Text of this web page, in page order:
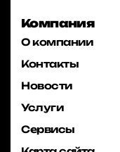
Компания
О компании
Контакты
Новости
Услуги
Сервисы